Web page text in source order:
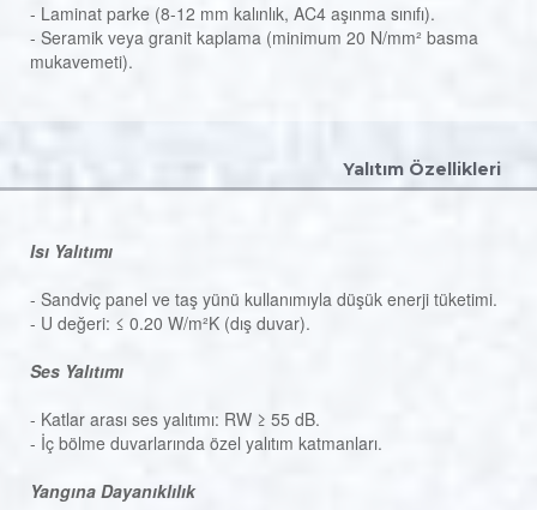
- Laminat parke (8-12 mm kalınlık, AC4 aşınma sınıfı).
- Seramik veya granit kaplama (minimum 20 N/mm² basma
mukavemeti).
Yalıtım Özellikleri
Isı Yalıtımı
- Sandviç panel ve taş yünü kullanımıyla düşük enerji tüketimi.
- U değeri: ≤ 0.20 W/m²K (dış duvar).
Ses Yalıtımı
- Katlar arası ses yalıtımı: RW ≥ 55 dB.
- İç bölme duvarlarında özel yalıtım katmanları.
Yangına Dayanıklılık